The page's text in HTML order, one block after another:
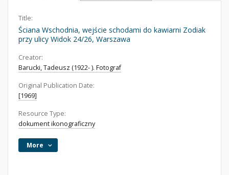
Title:
Ściana Wschodnia, wejście schodami do kawiarni Zodiak
przy ulicy Widok 24/26, Warszawa
Creator:
Barucki, Tadeusz (1922- ). Fotograf
Original Publication Date:
[1969]
Resource Type:
dokument ikonograficzny
More